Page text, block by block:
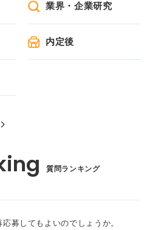
業界・企業研究
内定後
質問ランキング
募してもよいのでしょうか。